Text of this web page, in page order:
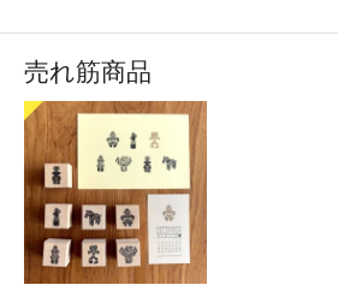
売れ筋商品